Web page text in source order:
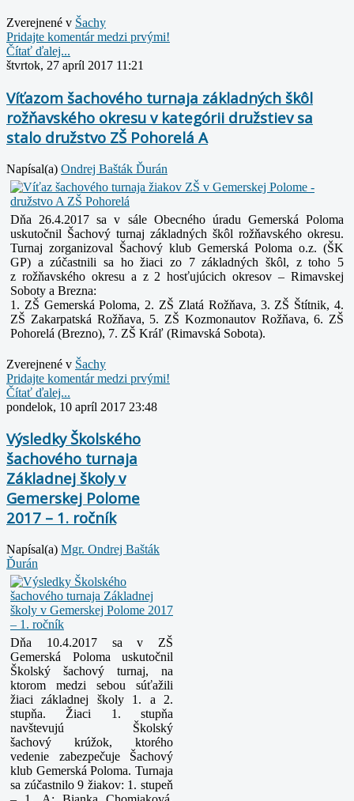
Zverejnené v Šachy
Pridajte komentár medzi prvými!
Čítať ďalej...
štvrtok, 27 apríl 2017 11:21
Víťazom šachového turnaja základných škôl
rožňavského okresu v kategórii družstiev sa
stalo družstvo ZŠ Pohorelá A
Napísal(a) Ondrej Bašták Ďurán
Dňa 26.4.2017 sa v sále Obecného úradu Gemerská Poloma
uskutočnil Šachový turnaj základných škôl rožňavského okresu.
Turnaj zorganizoval Šachový klub Gemerská Poloma o.z. (ŠK
GP) a zúčastnili sa ho žiaci zo 7 základných škôl, z toho 5
z rožňavského okresu a z 2 hosťujúcich okresov – Rimavskej
Soboty a Brezna:
1. ZŠ Gemerská Poloma, 2. ZŠ Zlatá Rožňava, 3. ZŠ Štítnik,4.
ZŠ Zakarpatská Rožňava, 5. ZŠ Kozmonautov Rožňava,6. ZŠ
Pohorelá (Brezno), 7. ZŠ Kráľ (Rimavská Sobota).
Zverejnené v Šachy
Pridajte komentár medzi prvými!
Čítať ďalej...
pondelok, 10 apríl 2017 23:48
Výsledky Školského
šachového turnaja
Základnej školy v
Gemerskej Polome
2017 – 1. ročník
Napísal(a) Mgr. Ondrej Bašták
Ďurán
Dňa 10.4.2017 sa v ZŠ
Gemerská Poloma uskutočnil
Školský šachový turnaj, na
ktorom medzi sebou súťažili
žiaci základnej školy 1. a 2.
stupňa. Žiaci 1. stupňa
navštevujú Školský
šachový krúžok, ktorého
vedenie zabezpečuje Šachový
klub Gemerská Poloma. Turnaja
sa zúčastnilo 9 žiakov: 1. stupeň